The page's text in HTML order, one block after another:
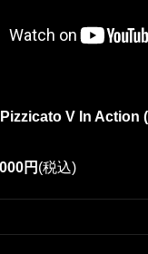
V In Action
円 (税込)